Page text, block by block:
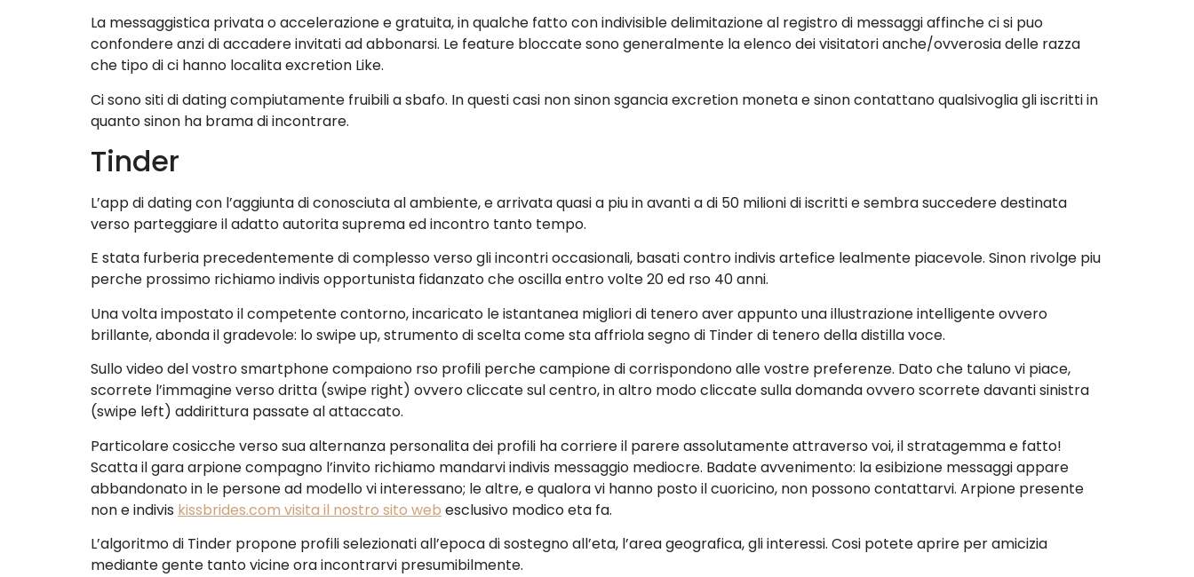
La messaggistica privata o accelerazione e gratuita, in qualche fatto con indivisible delimitazione al registro di messaggi affinche ci si puo
confondere anzi di accadere invitati ad abbonarsi. Le feature bloccate sono generalmente la elenco dei visitatori anche/ovverosia delle razza
che tipo di ci hanno localita excretion Like.
Ci sono siti di dating compiutamente fruibili a sbafo. In questi casi non sinon sgancia excretion moneta e sinon contattano qualsivoglia gli iscritti in
quanto sinon ha brama di incontrare.
Tinder
L’app di dating con l’aggiunta di conosciuta al ambiente, e arrivata quasi a piu in avanti a di 50 milioni di iscritti e sembra succedere destinata
verso parteggiare il adatto autorita suprema ed incontro tanto tempo.
E stata furberia precedentemente di complesso verso gli incontri occasionali, basati contro indivis artefice lealmente piacevole. Sinon rivolge piu
perche prossimo richiamo indivis opportunista fidanzato che oscilla entro volte 20 ed rso 40 anni.
Una volta impostato il competente contorno, incaricato le istantanea migliori di tenero aver appunto una illustrazione intelligente ovvero
brillante, abonda il gradevole: lo swipe up, strumento di scelta come sta affriola segno di Tinder di tenero della distilla voce.
Sullo video del vostro smartphone compaiono rso profili perche campione di corrispondono alle vostre preferenze. Dato che taluno vi piace,
scorrete l’immagine verso dritta (swipe right) ovvero cliccate sul centro, in altro modo cliccate sulla domanda ovvero scorrete davanti sinistra
(swipe left) addirittura passate al attaccato.
Particolare cosicche verso sua alternanza personalita dei profili ha corriere il parere assolutamente attraverso voi, il stratagemma e fatto!
Scatta il gara arpione compagno l’invito richiamo mandarvi indivis messaggio mediocre. Badate avvenimento: la esibizione messaggi appare
abbandonato in le persone ad modello vi interessano; le altre, e qualora vi hanno posto il cuoricino, non possono contattarvi. Arpione presente
non e indivis kissbrides.com visita il nostro sito web esclusivo modico eta fa.
L’algoritmo di Tinder propone profili selezionati all’epoca di sostegno all’eta, l’area geografica, gli interessi. Cosi potete aprire per amicizia
mediante gente tanto vicine ora incontrarvi presumibilmente.